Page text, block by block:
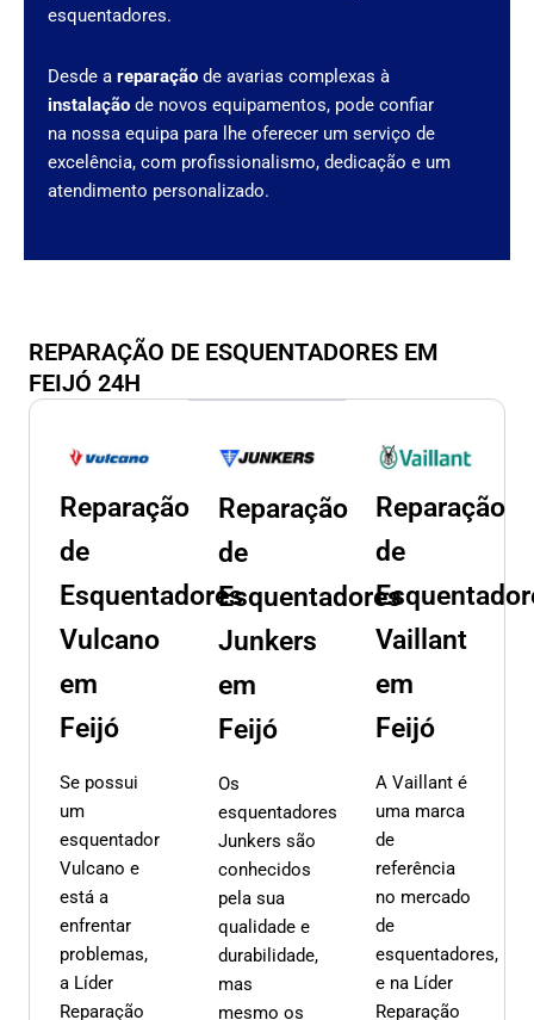
esquentadores.
Desde a reparação de avarias complexas à
instalação de novos equipamentos, pode confiar
na nossa equipa para lhe oferecer um serviço de
excelência, com profissionalismo, dedicação e um
atendimento personalizado.
REPARAÇÃO DE ESQUENTADORES EM
FEIJÓ 24H
Reparação
de
Esquentadores
Vulcano
em
Feijó
Se possui
um
esquentador
Vulcano e
está a
enfrentar
problemas,
a Líder
Reparação
Reparação
de
Esquentadores
Junkers
em
Feijó
Os
esquentadores
Junkers são
conhecidos
pela sua
qualidade e
durabilidade,
mas
mesmo os
Reparação
de
Vaillant
em
Feijó
A Vaillant é
uma marca
de
referência
no mercado
de
esquentadores,
e na Líder
Reparação